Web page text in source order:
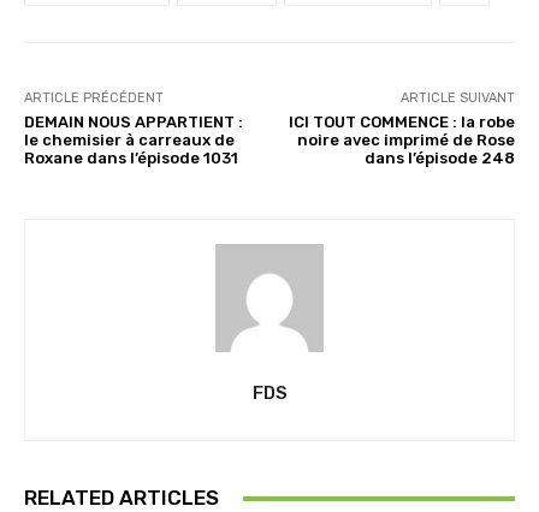
ARTICLE PRÉCÉDENT
DEMAIN NOUS APPARTIENT :
le chemisier à carreaux de
Roxane dans l’épisode 1031
ARTICLE SUIVANT
ICI TOUT COMMENCE : la robe
noire avec imprimé de Rose
dans l’épisode 248
FDS
RELATED ARTICLES